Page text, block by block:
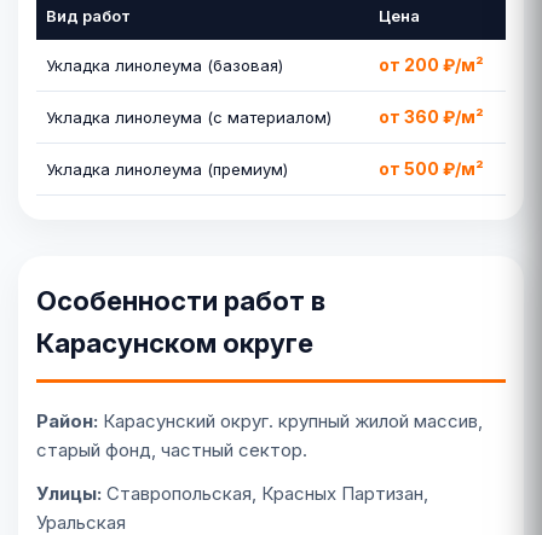
Вид работ Цена
Укладка линолеума (базовая) от 200 ₽/м²
Укладка линолеума (с материалом) от 360 ₽/м²
Укладка линолеума (премиум) от 500 ₽/м²
Особенности работ в
Карасунском округе
Район: Карасунский округ. крупный жилой массив,
старый фонд, частный сектор.
Улицы: Ставропольская, Красных Партизан,
Уральская